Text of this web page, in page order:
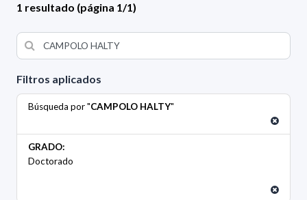
Filtros aplicados
Búsqueda por "CAMPOLO HALTY"
GRADO:
Doctorado
1 resultado (página 1/1)